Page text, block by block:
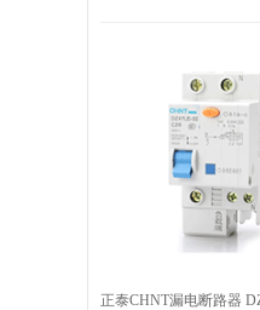
正泰CHNT漏电断路器